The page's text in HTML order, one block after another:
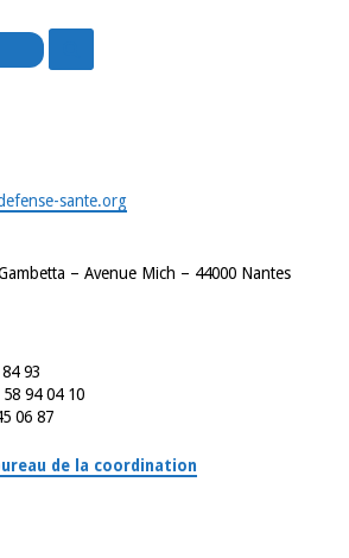
sante.org
– Avenue Mich – 44000 Nantes
93
94 04 10
06 87
de la coordination